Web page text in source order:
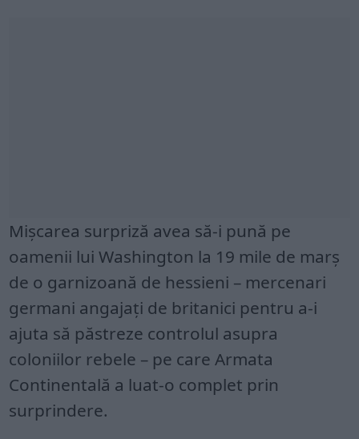
Mișcarea surpriză avea să-i pună pe
oamenii lui Washington la 19 mile de marș
de o garnizoană de hessieni – mercenari
germani angajați de britanici pentru a-i
ajuta să păstreze controlul asupra
coloniilor rebele – pe care Armata
Continentală a luat-o complet prin
surprindere.